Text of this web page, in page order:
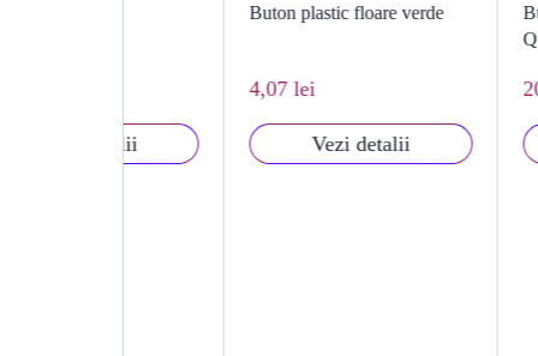
Buton plastic floare verde
Vezi detalii
Buton soft
Vezi